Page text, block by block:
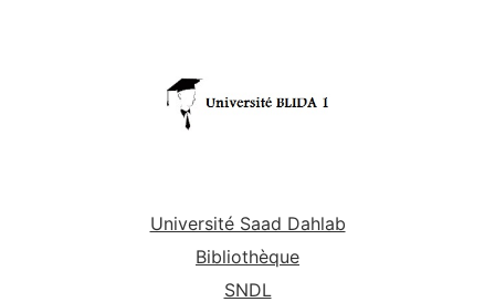
Université Saad Dahlab
Bibliothèque
SNDL